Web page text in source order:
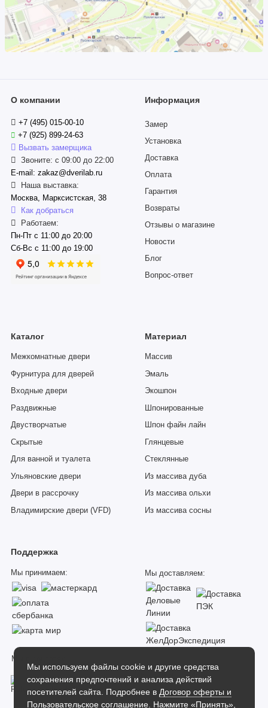
Мы используем файлы cookie и другие средства
сохранения предпочтений и анализа действий
посетителей сайта. Подробнее в Договор оферты и
Пользовательское соглашение . Нажмите «Принять»,
О компании
+7 (495) 015-00-10
+7 (925) 899-24-63
Вызвать замерщика
Звоните: с 09:00 до 22:00
E-mail: zakaz@dverilab.ru
Наша выставка:
Москва, Марксистская, 38
Как добраться
Работаем:
Пн-Пт с 11:00 до 20:00
Сб-Вс с 11:00 до 19:00
Информация
Замер
Установка
Доставка
Оплата
Гарантия
Возвраты
Отзывы о магазине
Новости
Блог
Вопрос-ответ
Каталог
Межкомнатные двери
Фурнитура для дверей
Входные двери
Раздвижные
Двустворчатые
Скрытые
Для ванной и туалета
Ульяновские двери
Двери в рассрочку
Владимирские двери (VFD)
Материал
Массив
Эмаль
Экошпон
Шпонированные
Шпон файн лайн
Глянцевые
Стеклянные
Из массива дуба
Из массива ольхи
Из массива сосны
Поддержка
Мы принимаем: Мы доставляем:
Мы в соцсетях: